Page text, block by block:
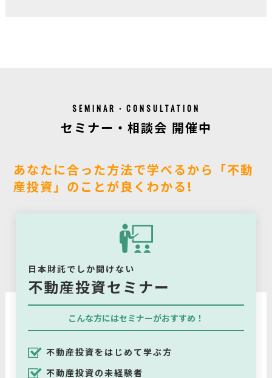
SEMINAR・CONSULTATION
セミナー・相談会 開催中
あなたに合った方法で学べるから「不動
産投資」のことが良くわかる!
日本財託でしか聞けない
不動産投資セミナー
こんな方にはセミナーがおすすめ！
不動産投資をはじめて学ぶ方
不動産投資の未経験者